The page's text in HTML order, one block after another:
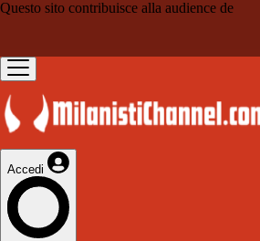
Questo sito contribuisce alla audience de
Accedi